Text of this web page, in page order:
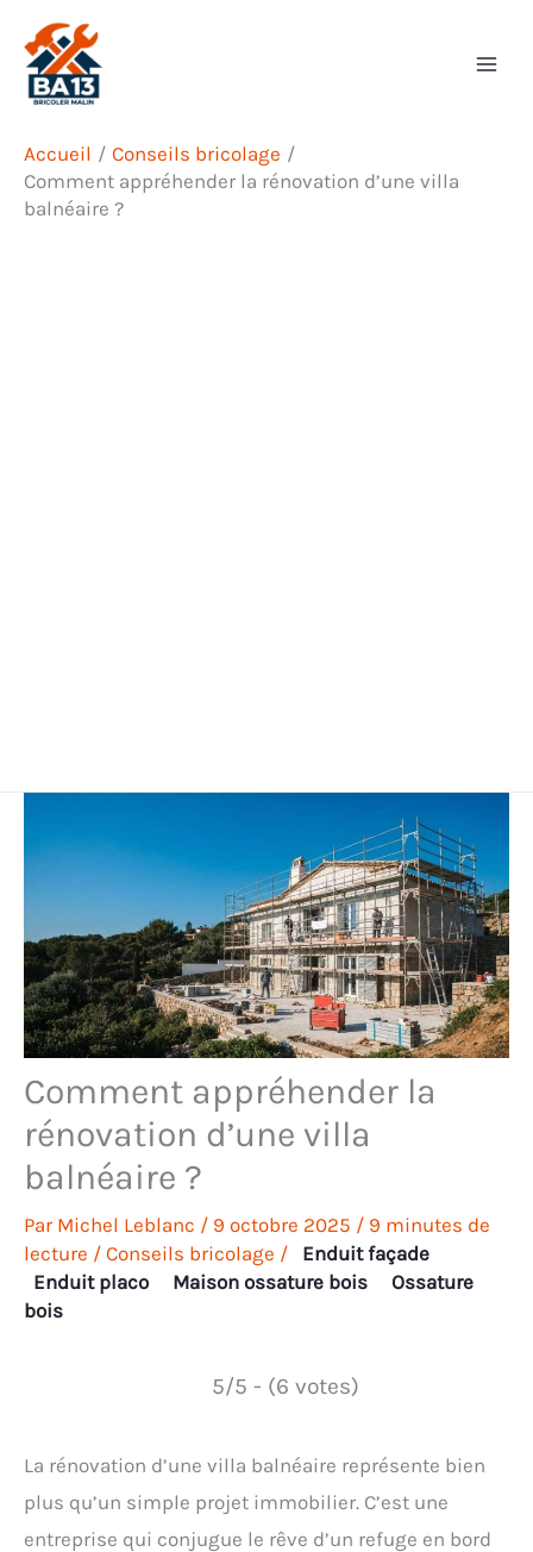
contenu
Accueil
Conseils bricolage
Comment appréhender la rénovation d’une villa
balnéaire ?
Comment appréhender la
rénovation d’une villa
balnéaire ?
Par Michel Leblanc / 9 octobre 2025 / 9 minutes de
lecture / Conseils bricolage /
Enduit façade
Enduit placo
Maison ossature bois
Ossature
bois
5/5 - (6 votes)
La rénovation d’une villa balnéaire représente bien
plus qu’un simple projet immobilier. C’est une
entreprise qui conjugue le rêve d’un refuge en bord
Rechercher